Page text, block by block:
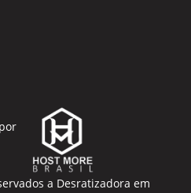
a Desratizadora em